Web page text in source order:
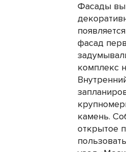
Фасады
фасад
комплекс
камень.
открытое